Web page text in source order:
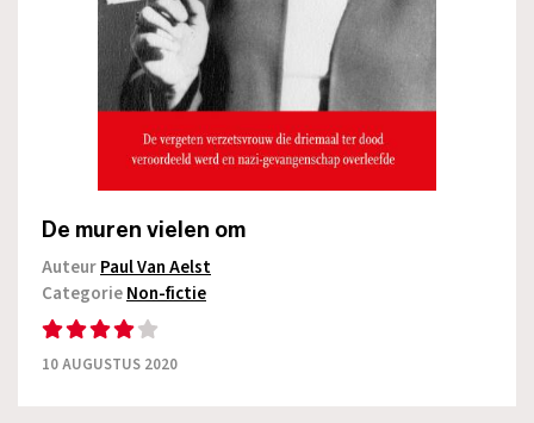
De muren vielen om
AuteurPaul Van Aelst
CategorieNon-fictie
10 AUGUSTUS 2020